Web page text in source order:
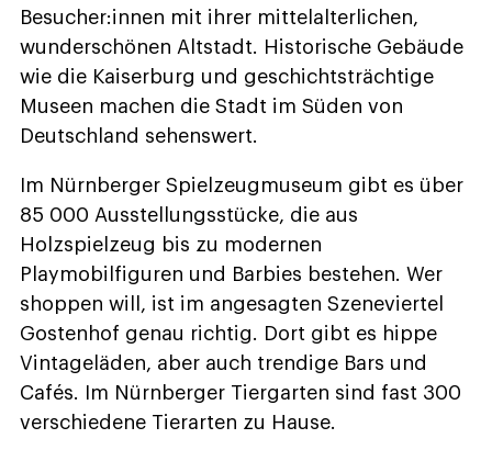
Besucher:innen mit ihrer mittelalterlichen,
wunderschönen Altstadt. Historische Gebäude
wie die Kaiserburg und geschichtsträchtige
Museen machen die Stadt im Süden von
Deutschland sehenswert.
Im Nürnberger Spielzeugmuseum gibt es über
85 000 Ausstellungsstücke, die aus
Holzspielzeug bis zu modernen
Playmobilfiguren und Barbies bestehen. Wer
shoppen will, ist im angesagten Szeneviertel
Gostenhof genau richtig. Dort gibt es hippe
Vintageläden, aber auch trendige Bars und
Cafés. Im Nürnberger Tiergarten sind fast 300
verschiedene Tierarten zu Hause.